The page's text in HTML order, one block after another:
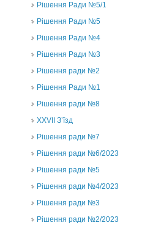
Рішення Ради №5/1
Рішення Ради №5
Рішення Ради №4
Рішення Ради №3
Рішення ради №2
Рішення Ради №1
Рішення ради №8
ХХVII З’їзд
Рішення ради №7
Рішення ради №6/2023
Рішення ради №5
Рішення ради №4/2023
Рішення ради №3
Рішення ради №2/2023